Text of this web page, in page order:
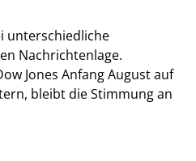
unterschiedliche
Nachrichtenlage.
Jones Anfang August auf
bleibt die Stimmung an